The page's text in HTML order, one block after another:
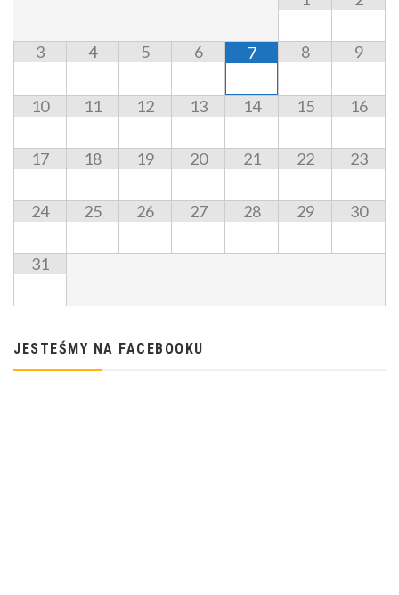
3 4 5 6 7 8 9
10 11 12 13 14 15 16
17 18 19 20 21 22 23
24 25 26 27 28 29 30
31
JESTEŚMY NA FACEBOOKU